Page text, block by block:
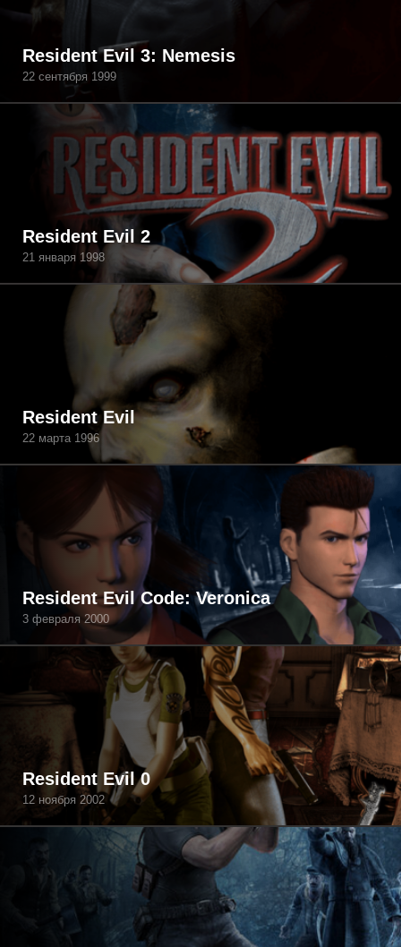
Resident Evil 3: Nemesis
22 сентября 1999
Resident Evil 2
21 января 1998
Resident Evil
22 марта 1996
Resident Evil Code: Veronica
3 февраля 2000
Resident Evil 0
12 ноября 2002